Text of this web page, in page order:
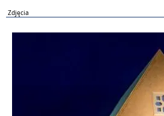
Zdjęcia